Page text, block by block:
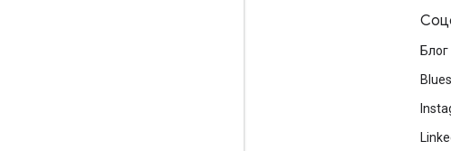
Блог